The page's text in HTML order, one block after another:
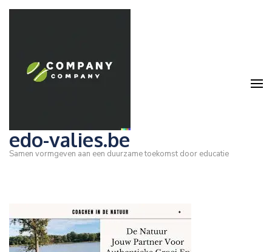
Ga
edo-valies.be
Samen vormgeven aan een duurzame toekomst door educatie